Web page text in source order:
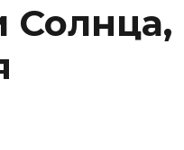
Солнца,